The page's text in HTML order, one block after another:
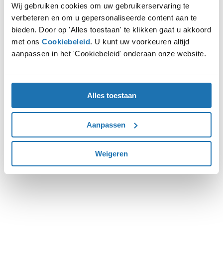
Wij gebruiken cookies om uw gebruikerservaring te
verbeteren en om u gepersonaliseerde content aan te
bieden. Door op 'Alles toestaan' te klikken gaat u akkoord
met ons Cookiebeleid. U kunt uw voorkeuren altijd
aanpassen in het 'Cookiebeleid' onderaan onze website.
Alles toestaan
Aanpassen
Weigeren
Application error: aclient-side exception has occurred while
loadingwww.autohoogenboom.nl (see the browser console
more information).